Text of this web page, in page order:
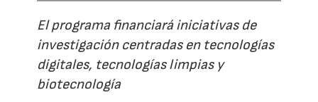
El programa financiará iniciativas de
investigación centradas en tecnologías
digitales, tecnologías limpias y
biotecnología